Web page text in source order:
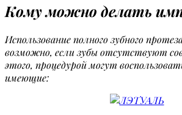
Кому можно делать
Использование полного зубного
возможно, если зубы отсутствуют
этого, процедурой могут
имеющие: